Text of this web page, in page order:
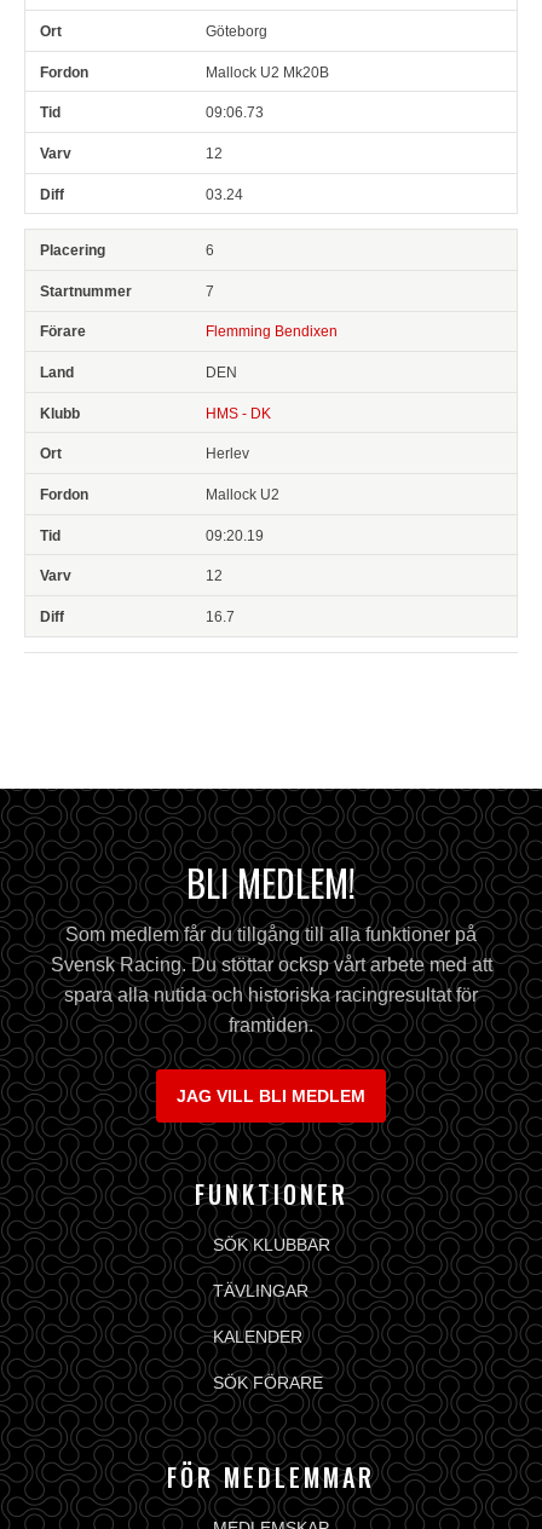
Göteborg
Mallock U2 Mk20B
09:06.73
12
03.24
6
7
Flemming Bendixen
DEN
HMS - DK
Herlev
Mallock U2
09:20.19
12
16.7
BLI MEDLEM!
Som medlem får du tillgång till alla funktioner på
Svensk Racing. Du stöttar ocksp vårt arbete med att
spara alla nutida och historiska racingresultat för
framtiden.
JAG VILL BLI MEDLEM
FUNKTIONER
SÖK KLUBBAR
TÄVLINGAR
KALENDER
SÖK FÖRARE
FÖR MEDLEMMAR